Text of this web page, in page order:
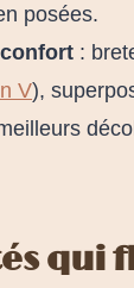
posées.
:
V),
qui